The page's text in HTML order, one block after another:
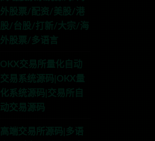
外股票/配资/美股/港
股/台股/打新/大宗/海
外股票/多语言
OKX交易所量化自动
交易系统源码|OKX量
化系统源码|交易所自
动交易源码
高端交易所源码|多语